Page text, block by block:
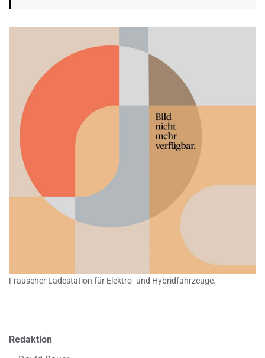
Frauscher Ladestation für Elektro- und Hybridfahrzeuge.
Redaktion